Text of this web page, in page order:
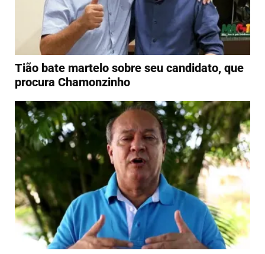
Tião bate martelo sobre seu candidato, que
procura Chamonzinho